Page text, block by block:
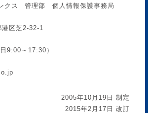
クス 管理部 個人情報保護事務局
区芝2-32-1
日9:00～17:30）
2005年10月19日 制定
2015年2月17日 改訂